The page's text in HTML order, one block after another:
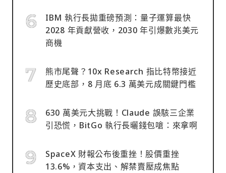
IBM 執行長拋重磅預測：量子運算最快
2028 年貢獻營收，2030 年引爆數兆美元
商機
熊市尾聲？10x Research 指比特幣接近
歷史底部，8 月底 6.3 萬美元成關鍵門檻
630 萬美元大挑戰！Claude 誤駭三企業
引恐慌，BitGo 執行長曬錢包嗆：來拿啊
SpaceX 財報公布後重挫！股價重挫
13.6%，資本支出、解禁賣壓成焦點